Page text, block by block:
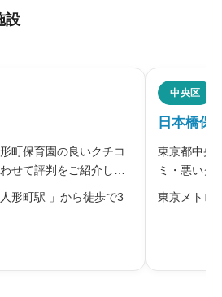
使用はご遠慮ください。
設
町保育園の良いクチコ
せて評判をご紹介しま
形町保育園は区立認可
7か月から受け入れてい
上で一日の流れを分け、
形町駅 」から徒歩で3
中央区
日本橋保
東京都中央
ミ・悪いク
す。日本橋
保育所で、
東京メトロ